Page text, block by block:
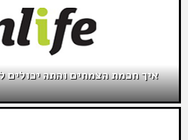
איך חכמת הצמחים והתה יכולים